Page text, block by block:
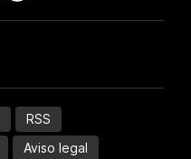
RSS
Aviso legal